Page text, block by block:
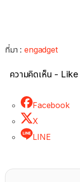
ที่มา :engadget
ความคิดเห็น -
Facebook
X
LINE